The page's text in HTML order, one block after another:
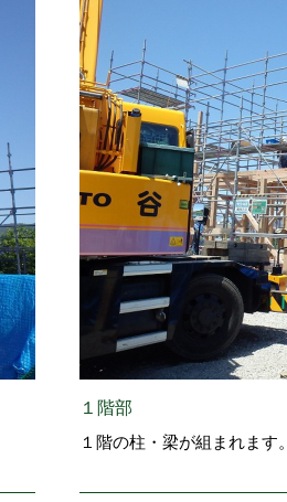
１階部
１階の柱・梁が組まれます。